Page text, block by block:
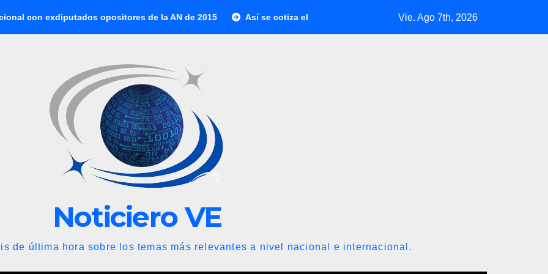
opositores de la AN de 2015 Así se cotiza el dólar en Venezuela con fecha valor viernes 7 de agosto de 2026
Vie. Ago 7th, 2026
Noticiero VE
de última hora sobre los temas más relevantes a nivel nacional e internacional.